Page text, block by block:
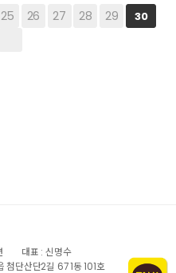
25 26 27 28 29 30
대표 : 신명수
첨단산단2길 67 1동 101호